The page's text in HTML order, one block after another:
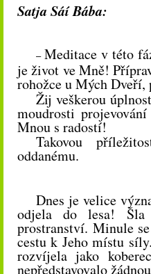
Satja Sáí Bába:
– Meditace v této
je život ve Mně!
rohožce u Mých
Žij veškerou
moudrosti
Mnou s radostí!
Takovou
oddanému.
Dnes je velice
odjela do lesa!
prostranství. Minule
cestu k Jeho místu
rozvíjela jako
nepředstavovalo